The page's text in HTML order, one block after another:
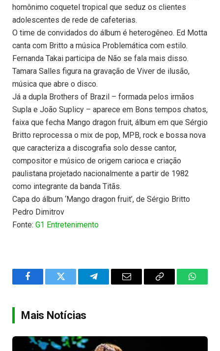
homônimo coquetel tropical que seduz os clientes
adolescentes de rede de cafeterias.
O time de convidados do álbum é heterogêneo. Ed Motta
canta com Britto a música Problemática com estilo.
Fernanda Takai participa de Não se fala mais disso.
Tamara Salles figura na gravação de Viver de ilusão,
música que abre o disco.
Já a dupla Brothers of Brazil – formada pelos irmãos
Supla e João Suplicy – aparece em Bons tempos chatos,
faixa que fecha Mango dragon fruit, álbum em que Sérgio
Britto reprocessa o mix de pop, MPB, rock e bossa nova
que caracteriza a discografia solo desse cantor,
compositor e músico de origem carioca e criação
paulistana projetado nacionalmente a partir de 1982
como integrante da banda Titãs.
Capa do álbum ‘Mango dragon fruit’, de Sérgio Britto
Pedro Dimitrov
Fonte: G1 Entretenimento
FacebookTwitter TelegramEmail
Copy
Mais Notícias